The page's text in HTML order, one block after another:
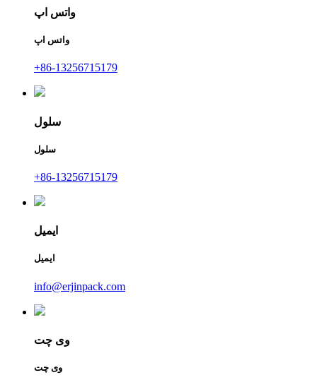
واتس اپ
واتس اپ
+86-13256715179
سلول
سلول
+86-13256715179
ایمیل
ایمیل
info@erjinpack.com
وی چت
وی چت